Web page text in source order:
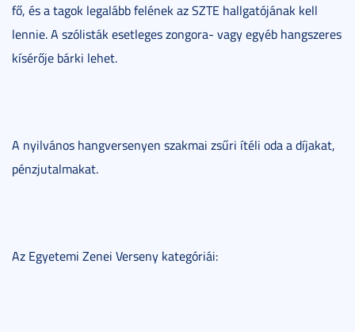
fő, és a tagok legalább felének az SZTE hallgatójának kell
lennie. A szólisták esetleges zongora- vagy egyéb hangszeres
kísérője bárki lehet.
A nyilvános hangversenyen szakmai zsűri ítéli oda a díjakat,
pénzjutalmakat.
Az Egyetemi Zenei Verseny kategóriái: